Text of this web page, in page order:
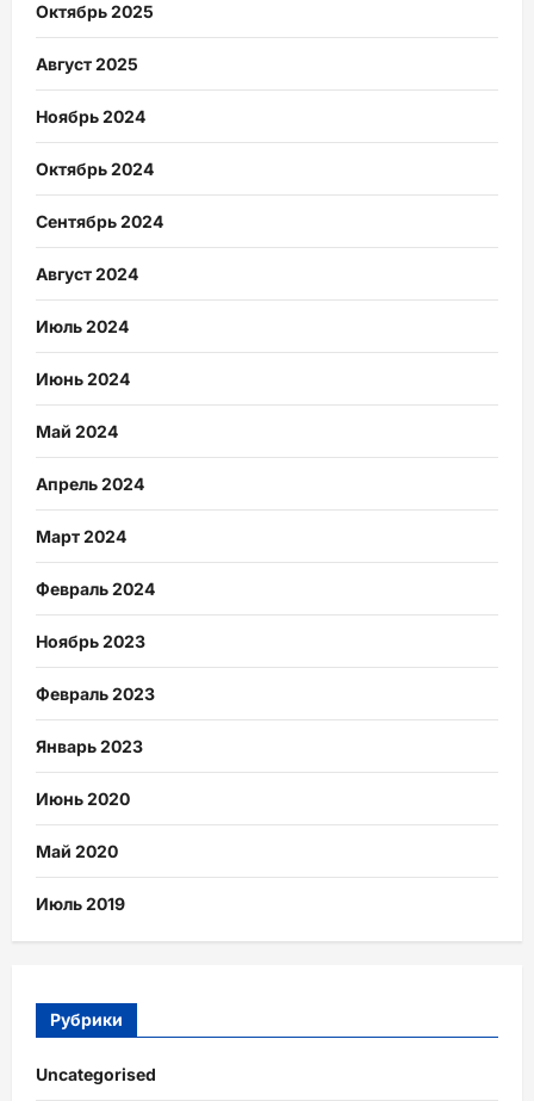
Октябрь 2025
Август 2025
Ноябрь 2024
Октябрь 2024
Сентябрь 2024
Август 2024
Июль 2024
Июнь 2024
Май 2024
Апрель 2024
Март 2024
Февраль 2024
Ноябрь 2023
Февраль 2023
Январь 2023
Июнь 2020
Май 2020
Июль 2019
Рубрики
Uncategorised